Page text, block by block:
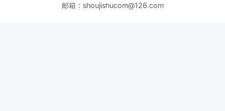
邮箱：shoujishucom@126.com